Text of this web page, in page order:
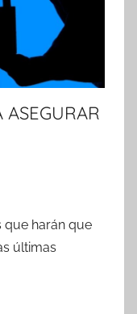
ASEGURAR
que harán que
últimas